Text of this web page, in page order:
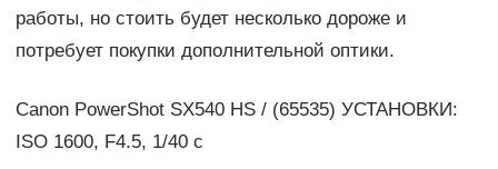
работы, но стоить будет несколько дороже и
потребует покупки дополнительной оптики.
Canon PowerShot SX540 HS / (65535) УСТАНОВКИ:
ISO 1600, F4.5, 1/40 с